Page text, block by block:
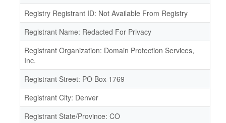
Registry Registrant ID: Not Available From Registry
Registrant Name: Redacted For Privacy
Registrant Organization: Domain Protection Services,
Inc.
Registrant Street: PO Box 1769
Registrant City: Denver
Registrant State/Province: CO